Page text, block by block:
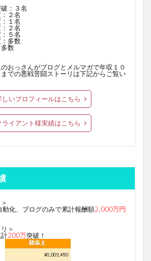
：３名
２名
１名
２名
５名
多数
数
おっさんがブログとメルマガで年収１０
での悪戦苦闘ストーリは下記からご覧い
しいプロフィールはこちら
ライアント様実績はこちら
動化、ブログのみで累計報酬額2,000万円
＞
200万突破！